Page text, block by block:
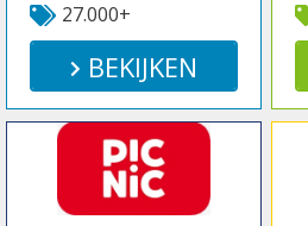
27.000+
BEKIJKEN